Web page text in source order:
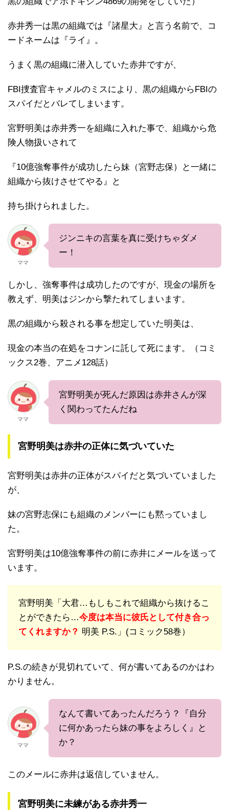
赤井秀一は黒の組織では『諸星大』と言う名前で、コ
ードネームは『ライ』。
うまく黒の組織に潜入していた赤井ですが、
FBI捜査官キャメルのミスにより、黒の組織からFBIの
スパイだとバレてしまいます。
宮野明美は赤井秀一を組織に入れた事で、組織から危
険人物扱いされて
『10億強奪事件が成功したら妹（宮野志保）と一緒に
組織から抜けさせてやる』と
持ち掛けられました。
ママ
ジンニキの言葉を真に受けちゃダメ
ー！
しかし、強奪事件は成功したのですが、現金の場所を
教えず、明美はジンから撃たれてしまいます。
黒の組織から殺される事を想定していた明美は、
現金の本当の在処をコナンに託して死にます。（コミ
ックス2巻、アニメ128話）
ママ
宮野明美が死んだ原因は赤井さんが深
く関わってたんだね
宮野明美は赤井の正体に気づいていた
宮野明美は赤井の正体がスパイだと気づいていました
が、
妹の宮野志保にも組織のメンバーにも黙っていまし
た。
宮野明美は10億強奪事件の前に赤井にメールを送って
います。
宮野明美「大君…もしもこれで組織から抜けるこ
とができたら…今度は本当に彼氏として付き合っ
てくれますか？ 明美 P.S.」(コミック58巻）
P.S.の続きが見切れていて、何が書いてあるのかはわ
かりません。
ママ
なんて書いてあったんだろう？『自分
に何かあったら妹の事をよろしく』と
か？
このメールに赤井は返信していません。
宮野明美に未練がある赤井秀一